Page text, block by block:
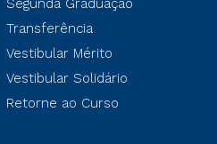
Segunda Graduação
Transferência
Vestibular Mérito
Vestibular Solidário
Retorne ao Curso